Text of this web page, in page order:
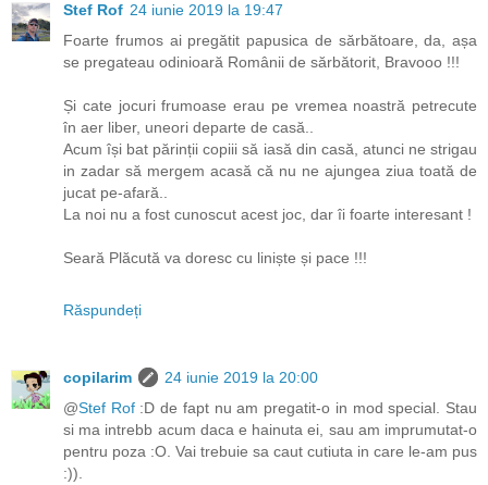
Stef Rof 24 iunie 2019 la 19:47
Foarte frumos ai pregătit papusica de sărbătoare, da, așa
se pregateau odinioară Românii de sărbătorit, Bravooo !!!
Și cate jocuri frumoase erau pe vremea noastră petrecute
în aer liber, uneori departe de casă..
Acum își bat părinții copiii să iasă din casă, atunci ne strigau
in zadar să mergem acasă că nu ne ajungea ziua toată de
jucat pe-afară..
La noi nu a fost cunoscut acest joc, dar îi foarte interesant !
Seară Plăcută va doresc cu liniște și pace !!!
Răspundeți
copilarim
24 iunie 2019 la 20:00
@Stef Rof:D de fapt nu am pregatit-o in mod special. Stau
si ma intrebb acum daca e hainuta ei, sau am imprumutat-o
pentru poza :O. Vai trebuie sa caut cutiuta in care le-am pus
:)).